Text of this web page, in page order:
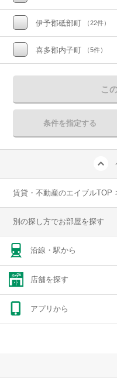
伊予郡砥部町 （22件）
喜多郡内子町 （5件）
こ
条件を指定する
賃貸・不動産のエイブルTOP
別の探し方でお部屋を探す
沿線・駅から
店舗を探す
アプリから